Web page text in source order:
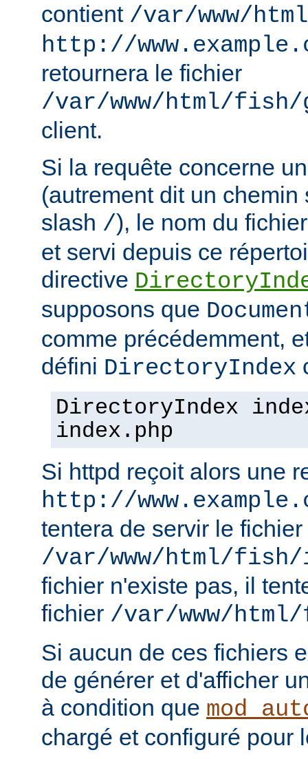
contient /var/www/html
http://
retournera le fichier
/var/www/html/fish/
client.
Si la requête concerne
(autrement dit un
slash /), le nom du
et servi depuis ce
directive
supposons que
comme précédemment,
défini DirectoryIndex
DirectoryIndex
index.php
Si httpd reçoit alors une
http://
tentera de servir le fichier
/var/www/html/
fichier n'existe pas, il
fichier /var/www/
Si aucun de ces fichiers
de générer et d'afficher
à condition que
chargé et configuré pour